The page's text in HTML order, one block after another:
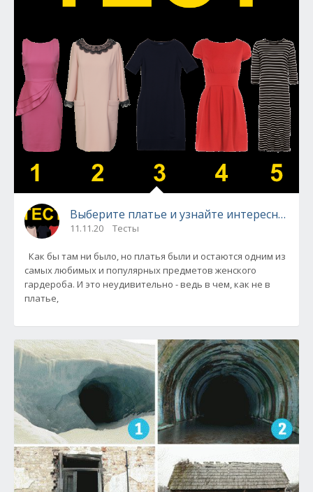
Выберите платье и узнайте интересное о
11.11.20 Тесты
Как бы там ни было, но платья были и остаются одним из
самых любимых и популярных предметов женского
гардероба. И это неудивительно - ведь в чем, как не в
платье,